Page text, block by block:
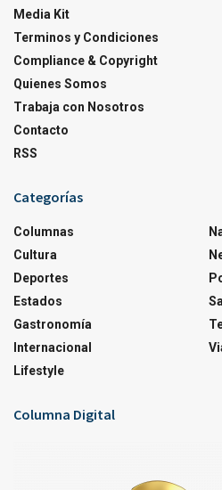
Media Kit
Terminos y Condiciones
Compliance & Copyright
Quienes Somos
Trabaja con Nosotros
Contacto
RSS
Categorías
Columnas
Cultura
Deportes
Estados
Gastronomía
Internacional
Lifestyle
Columna Digital